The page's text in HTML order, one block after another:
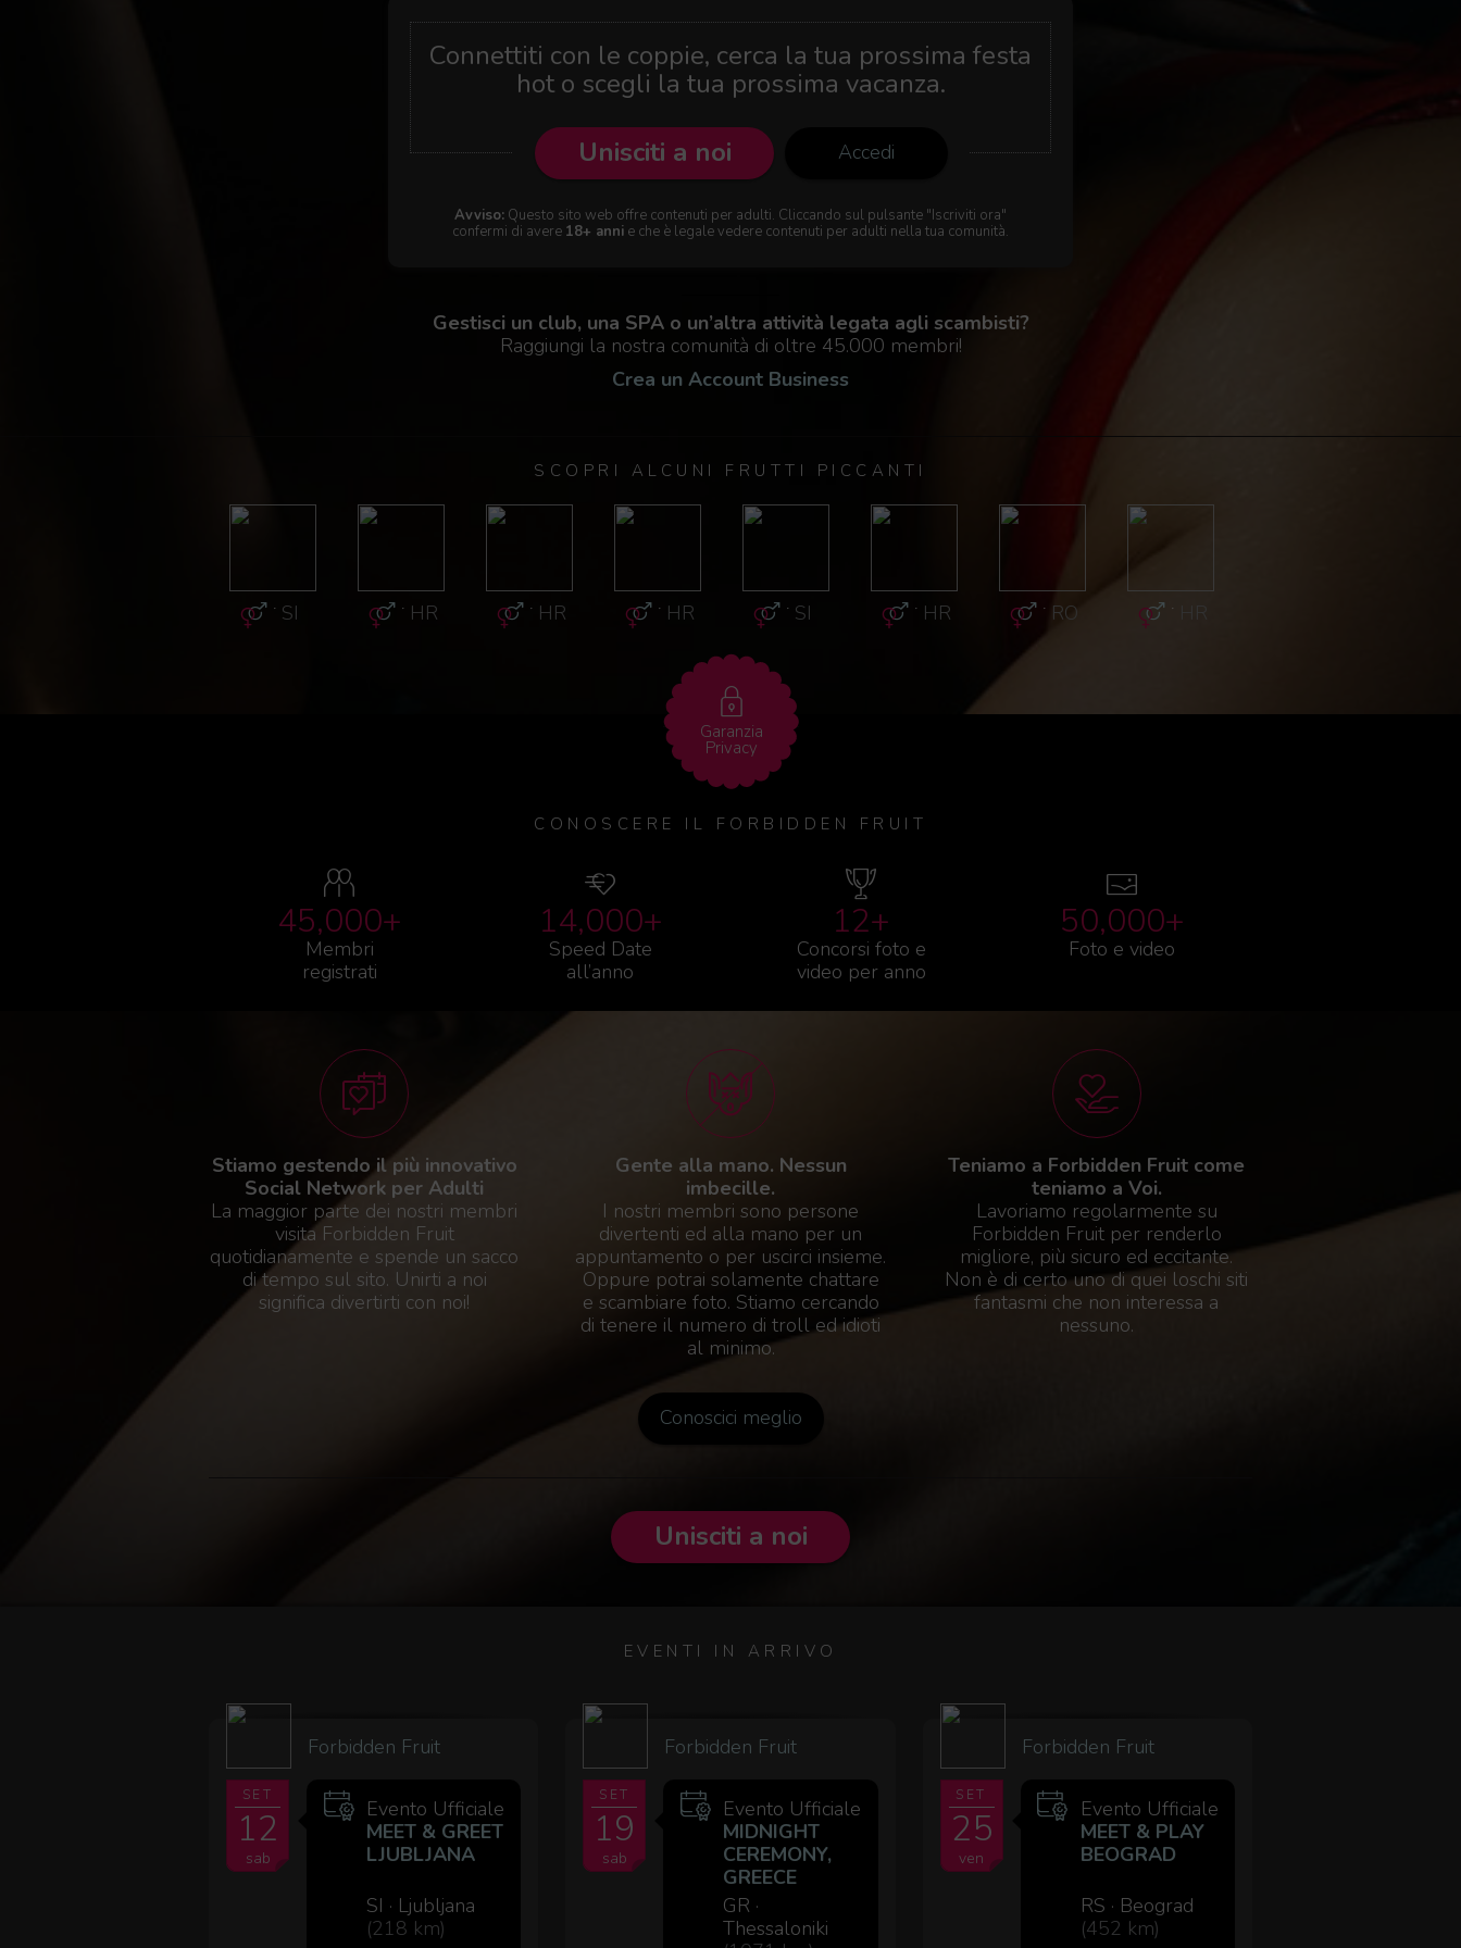
Connettiti con le coppie, cerca la tua prossima festa
hot o scegli la tua prossima vacanza.
Unisciti a noi
Accedi
Avviso: Questo sito web offre contenuti per adulti. Cliccando sul pulsante "Iscriviti ora"
confermi di avere 18+ anni e che è legale vedere contenuti per adulti nella tua comunità.
Gestisci un club, una SPA o un’altra attività legata agli scambisti?
Raggiungi la nostra comunità di oltre 45.000 membri!
Crea un Account Business
SCOPRI ALCUNI FRUTTI PICCANTI
· SI · HR · HR · HR · SI · HR · RO · HR
Garanzia
Privacy
CONOSCERE IL FORBIDDEN FRUIT
45,000+
Membri
registrati
14,000+
Speed Date
all’anno
12+
Concorsi foto e
video per anno
50,000+
Foto e video
Stiamo gestendo il più innovativo
Social Network per Adulti
La maggior parte dei nostri membri
visita Forbidden Fruit
quotidianamente e spende un sacco
di tempo sul sito. Unirti a noi
significa divertirti con noi!
Gente alla mano. Nessun
imbecille.
I nostri membri sono persone
divertenti ed alla mano per un
appuntamento o per uscirci insieme.
Oppure potrai solamente chattare
e scambiare foto. Stiamo cercando
di tenere il numero di troll ed idioti
al minimo.
Teniamo a Forbidden Fruit come
teniamo a Voi.
Lavoriamo regolarmente su
Forbidden Fruit per renderlo
migliore, più sicuro ed eccitante.
Non è di certo uno di quei loschi siti
fantasmi che non interessa a
nessuno.
Conoscici meglio
Unisciti a noi
EVENTI IN ARRIVO
Forbidden Fruit
SET
12
sab
Evento Ufficiale
MEET & GREET
LJUBLJANA
SI · Ljubljana
(218 km)
Forbidden Fruit
SET
19
sab
Evento Ufficiale
MIDNIGHT
CEREMONY,
GREECE
GR ·
Thessaloniki
Forbidden Fruit
SET
25
ven
Evento Ufficiale
MEET & PLAY
BEOGRAD
RS · Beograd
(452 km)